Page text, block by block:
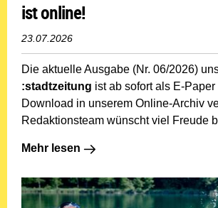
ist online!
23.07.2026
Die aktuelle Ausgabe (Nr. 06/2026)
:stadtzeitung ist ab sofort als E-
Download in unserem Online-Archiv
Redaktionsteam wünscht viel Freude
Mehr lesen: Die neue Ausgabe der
Mehr lesen